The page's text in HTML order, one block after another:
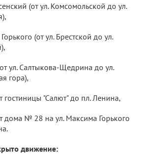
(от ул. Комсомольской до ул.
(от ул. Брестской до ул.
ул. Салтыкова-Щедрина до ул.
гора),
гостиницы "Салют" до пл. Ленина,
дома № 28 на ул. Максима Горького
движение: